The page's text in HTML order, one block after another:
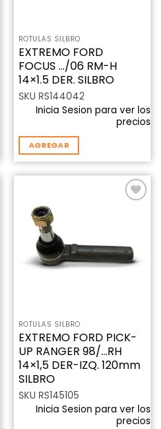
ROTULAS SILBRO
EXTREMO FORD
FOCUS …/06 RM-H
14×1.5 DER. SILBRO
SKU RS144042
Inicia Sesion para ver los
precios
AGREGAR
ROTULAS SILBRO
EXTREMO FORD PICK-
UP RANGER 98/…RH
14×1,5 DER-IZQ. 120mm
SILBRO
SKU RS145105
Inicia Sesion para ver los
precios